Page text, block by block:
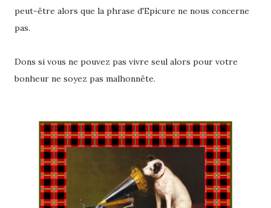
peut-être alors que la phrase d'Epicure ne nous concerne
pas.
Dons si vous ne pouvez pas vivre seul alors pour votre
bonheur ne soyez pas malhonnête.